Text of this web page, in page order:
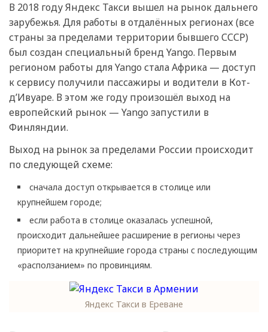
В 2018 году Яндекс Такси вышел на рынок дальнего
зарубежья. Для работы в отдалённых регионах (все
страны за пределами территории бывшего СССР)
был создан специальный бренд Yango. Первым
регионом работы для Yango стала Африка — доступ
к сервису получили пассажиры и водители в Кот-
д’Ивуаре. В этом же году произошёл выход на
европейский рынок — Yango запустили в
Финляндии.
Выход на рынок за пределами России происходит
по следующей схеме:
сначала доступ открывается в столице или
крупнейшем городе;
если работа в столице оказалась успешной,
происходит дальнейшее расширение в регионы через
приоритет на крупнейшие города страны с последующим
«расползанием» по провинциям.
Яндекс Такси в Ереване